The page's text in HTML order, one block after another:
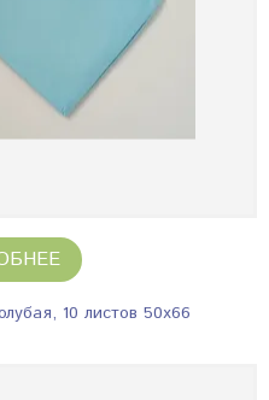
10 листов 50х66